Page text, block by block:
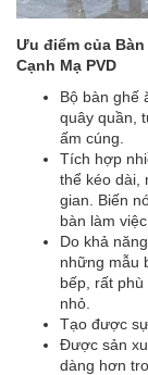
Ưu điểm của
Cạnh Mạ PVD
Bộ bàn ghế
quây quần,
ấm cúng.
Tích hợp
thể kéo dài,
gian. Biến
bàn làm việc
Do khả
những mẫu
bếp, rất
nhỏ.
Tạo được
Được sản
dàng hơn